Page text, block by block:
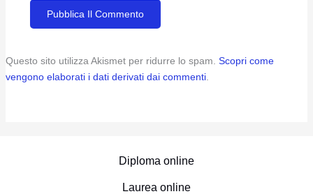
Questo sito utilizza Akismet per ridurre lo spam. Scopri come
vengono elaborati i dati derivati dai commenti.
Diploma online
Laurea online